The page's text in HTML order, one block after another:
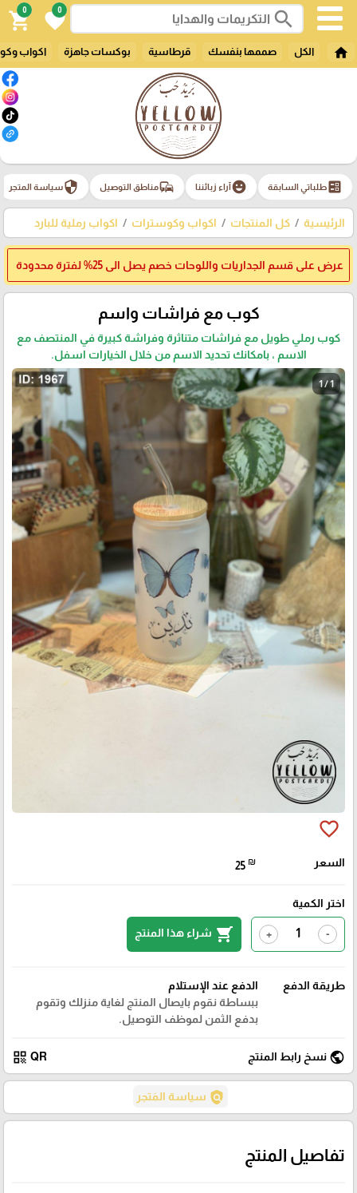
search
0
favorite
0
shopping_cart
home الكل صممها بنفسك قرطاسية بوكسات جاهزة اكواب
ballotطلباتي السابقة emoji_emotionsآراء زبائننا commuteمناطق التوصيل securityسياسة المتجر
الرئيسية كل المنتجات اكواب وكوسترات اكواب رملية للبارد
عرض على قسم الجداريات واللوحات خصم يصل الى 25% لفترة محدودة
كوب مع فراشات واسم
كوب رملي طويل مع فراشات متناثرة وفراشة كبيرة في المنتصف مع
الاسم ، بامكانك تحديد الاسم من خلال الخيارات اسفل.
1 / 1
favorite_border
السعر 25 ₪
اختر الكمية
-
+
shopping_cart شراء هذا المنتج
طريقة الدفع
الدفع عند الإستلام
ببساطة نقوم بايصال المنتج لغاية منزلك وتقوم
بدفع الثمن لموظف التوصيل.
public نسخ رابط المنتج QR
qr_code
policy سياسة المَتجر
تفاصيل المنتج